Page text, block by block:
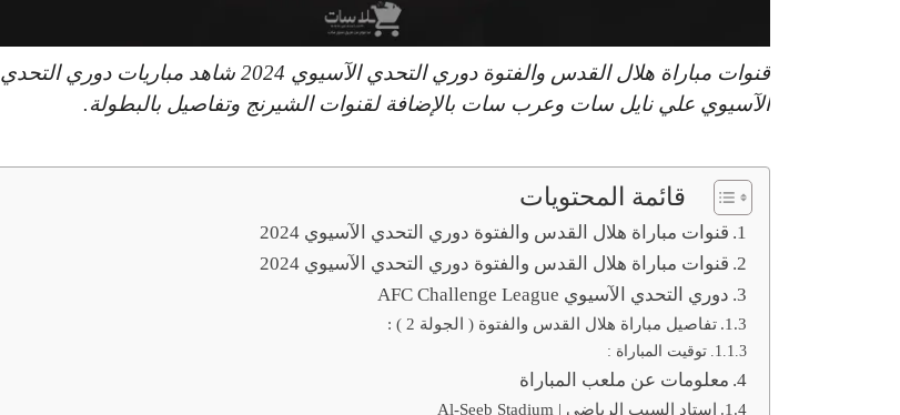
قنوات مباراة هلال القدس والفتوة دوري التحدي الآسيوي 2024 شاهد مباريات دوري التحدي
الآسيوي علي نايل سات وعرب سات بالإضافة لقنوات الشيرنج وتفاصيل بالبطولة.
قائمة المحتويات
قنوات مباراة هلال القدس والفتوة دوري التحدي الآسيوي 2024
قنوات مباراة هلال القدس والفتوة دوري التحدي الآسيوي 2024
دوري التحدي الآسيوي AFC Challenge League
تفاصيل مباراة هلال القدس والفتوة ( الجولة 2 ) :
توقيت المباراة :
معلومات عن ملعب المباراة
إستاد السيب الرياضي | Al-Seeb Stadium